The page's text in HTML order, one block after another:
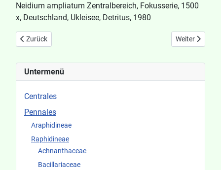
Untermenü
Centrales
Pennales
Araphidineae
Raphidineae
Achnanthaceae
Bacillariaceae
Neidium ampliatum Zentralbereich, Fokusserie, 1500
x, Deutschland, Ukleisee, Detritus, 1980
Vorheriger Beitrag: Neidium affine
Zurück Nächster
Weiter